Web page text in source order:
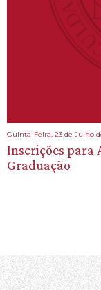
Quinta-Feira, 23 de Julho
Inscrições para
Graduação